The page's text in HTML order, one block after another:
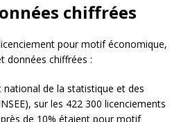
chiffrées
pour motif économique,
données chiffrées :
national de la statistique et des
sur les 422 300 licenciements
de 10% étaient pour motif